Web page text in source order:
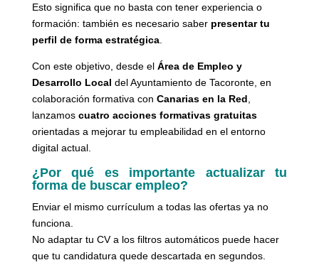
Esto significa que no basta con tener experiencia o
formación: también es necesario saber presentar tu
perfil de forma estratégica.
Con este objetivo, desde el Área de Empleo y
Desarrollo Local delAyuntamiento de Tacoronte, en
colaboración formativa con Canarias en la Red
lanzamos cuatro acciones formativas gratuitas
orientadas a mejorar tu empleabilidad en el entorno
digital actual.
¿Por qué es importante actualizar tu
forma de buscar empleo?
Enviar el mismo currículum a todas las ofertas ya no
funciona.
No adaptar tu CV a los filtros automáticos puede hacer
que tu candidatura quede descartada en segundos.